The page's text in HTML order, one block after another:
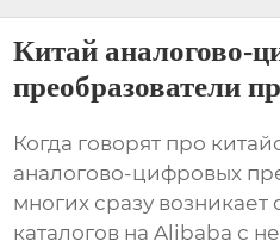
Китай аналогово-
преобразователи
Когда говорят про
аналогово-цифровых
многих сразу
каталогов на Alibaba с